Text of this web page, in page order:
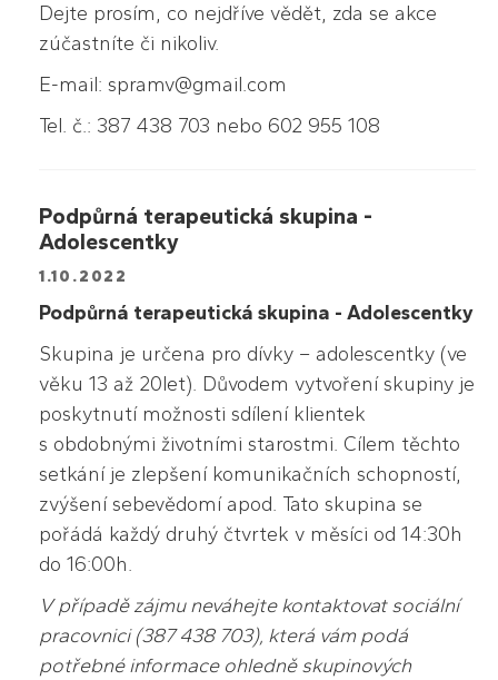
Dejte prosím, co nejdříve vědět, zda se akce
zúčastníte či nikoliv.
E-mail: spramv@gmail.com
Tel. č.: 387 438 703 nebo 602 955 108
Podpůrná terapeutická skupina -
Adolescentky
1.10.2022
Podpůrná terapeutická skupina - Adolescentky
Skupina je určena pro dívky – adolescentky (ve
věku 13 až 20let). Důvodem vytvoření skupiny je
poskytnutí možnosti sdílení klientek
s obdobnými životními starostmi. Cílem těchto
setkání je zlepšení komunikačních schopností,
zvýšení sebevědomí apod. Tato skupina se
pořádá každý druhý čtvrtek v měsíci od 14:30h
do 16:00h.
V případě zájmu neváhejte kontaktovat sociální
pracovnici (387 438 703), která vám podá
potřebné informace ohledně skupinových